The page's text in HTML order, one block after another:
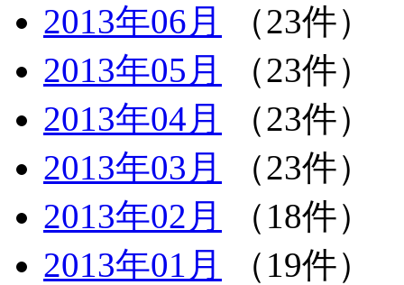
2013年06月
（23件）
2013年05月
（23件）
2013年04月
（23件）
2013年03月
（23件）
2013年02月
（18件）
2013年01月
（19件）